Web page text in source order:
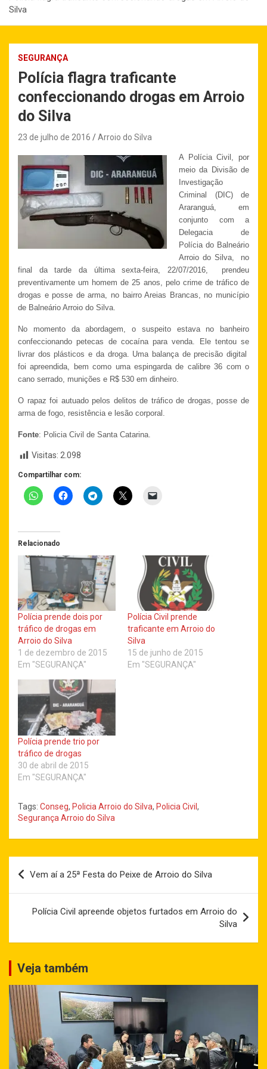
Silva
SEGURANÇA
Polícia flagra traficante
confeccionando drogas em Arroio
do Silva
23 de julho de 2016 Arroio do Silva
A Polícia Civil, por
meio da Divisão de
Investigação
Criminal (DIC) de
Araranguá, em
conjunto com a
Delegacia de
Polícia do Balneário
Arroio do Silva, no
final da tarde da última sexta-feira, 22/07/2016, prendeu
preventivamente um homem de 25 anos, pelo crime de tráfico de
drogas e posse de arma, no bairro Areias Brancas, no município
de Balneário Arroio do Silva.
No momento da abordagem, o suspeito estava no banheiro
confeccionando petecas de cocaína para venda. Ele tentou se
livrar dos plásticos e da droga. Uma balança de precisão digital
foi apreendida, bem como uma espingarda de calibre 36 com o
cano serrado, munições e R$ 530 em dinheiro.
O rapaz foi autuado pelos delitos de tráfico de drogas, posse de
arma de fogo, resistência e lesão corporal.
Fonte: Policia Civil de Santa Catarina.
Visitas: 2.098
Compartilhar com:
Relacionado
Polícia prende dois por
tráfico de drogas em
Arroio do Silva
1 de dezembro de 2015
Em "SEGURANÇA"
Polícia Civil prende
traficante em Arroio do
Silva
15 de junho de 2015
Em "SEGURANÇA"
Polícia prende trio por
tráfico de drogas
30 de abril de 2015
Em "SEGURANÇA"
Tags: Conseg, Policia Arroio do Silva, Policia Civil ,
Segurança Arroio do Silva
Navegação
de
Post
Vem aí a 25ª Festa do Peixe de Arroio do Silva
Polícia Civil apreende objetos furtados em Arroio do
Silva
Veja também